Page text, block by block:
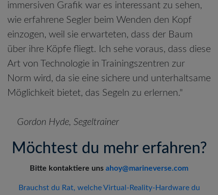
immersiven Grafik war es interessant zu sehen,
wie erfahrene Segler beim Wenden den Kopf
einzogen, weil sie erwarteten, dass der Baum
über ihre Köpfe fliegt. Ich sehe voraus, dass diese
Art von Technologie in Trainingszentren zur
Norm wird, da sie eine sichere und unterhaltsame
Möglichkeit bietet, das Segeln zu erlernen."
Gordon Hyde, Segeltrainer
Möchtest du mehr erfahren?
Bitte kontaktiere uns ahoy@marineverse.com
Brauchst du Rat, welche Virtual-Reality-Hardware du